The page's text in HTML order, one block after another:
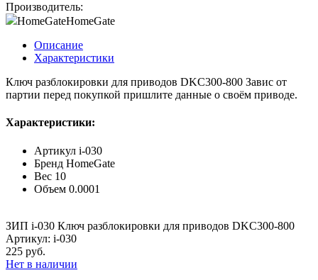
Производитель:
HomeGateHomeGate
Описание
Характеристики
Ключ разблокировки для приводов DKC300-800 Завис от
партии перед покупкой пришлите данные о своём приводе.
Характеристики:
Артикул i-030
Бренд HomeGate
Вес 10
Объем 0.0001
ЗИП i-030 Ключ разблокировки для приводов DKC300-800
Артикул: i-030
225 руб.
Нет в наличии